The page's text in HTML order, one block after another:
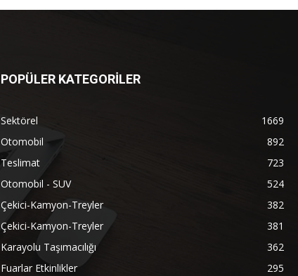
POPÜLER KATEGORİLER
Sektörel
1669
Otomobil
892
Teslimat
723
Otomobil - SUV
524
Çekici-Kamyon-Treyler
382
Çekici-Kamyon-Treyler
381
Karayolu Taşımacılığı
362
Fuarlar Etkinlikler
295